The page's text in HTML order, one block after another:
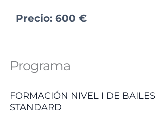
Precio: 600 €
Programa
FORMACIÓN NIVEL I DE BAILES
STANDARD